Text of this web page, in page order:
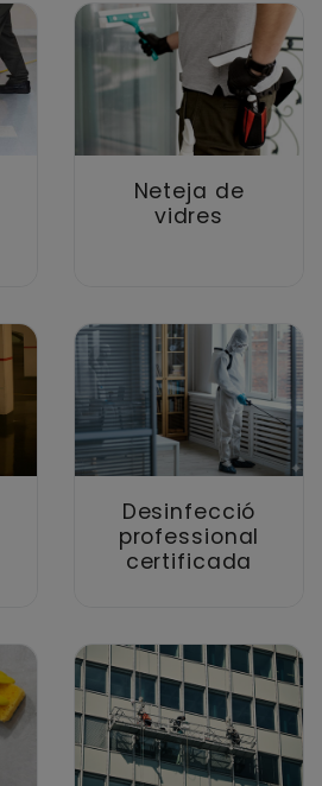
Neteja de
vidres
Desinfecció
professional
certificada